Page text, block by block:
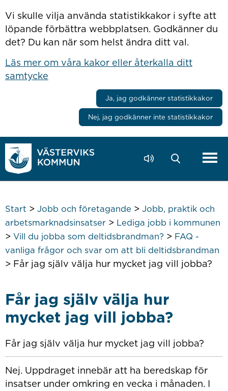
Vi skulle vilja använda statistikkakor i syfte att
löpande förbättra webbplatsen. Godkänner du
det? Du kan när som helst ändra ditt val.
Läs mer om våra kakor eller återkalla ditt
samtycke
Ja, jag godkänner statistikkakor
Nej, jag godkänner inte statistikkakor
Start > Jobb och företagande > Jobb, praktik och
arbetsmarknadsinsatser> Lediga jobb i kommunen
> Vill du jobba som deltidsbrandman? > FAQ -
vanliga frågor och svar om att bli deltidsbrandman
> Får jag själv välja hur mycket jag vill jobba?
Får jag själv välja hur
mycket jag vill jobba?
Får jag själv välja hur mycket jag vill jobba?
Nej. Uppdraget innebär att ha beredskap för
insatser under omkring en vecka i månaden. I